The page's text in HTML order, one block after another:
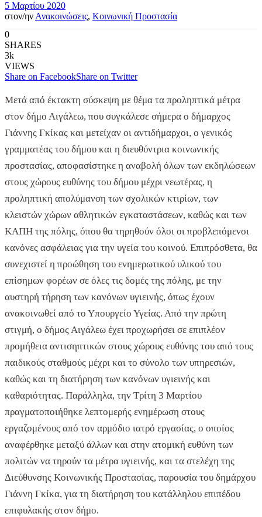
5 Μαρτίου 2020
στον/ηνΑνακοινώσεις, Κοινωνική Προστασία
0
SHARES
3k
VIEWS
Share on FacebookShare on Twitter
Μετά από έκτακτη σύσκεψη με θέμα τα προληπτικά μέτρα
στον δήμο Αιγάλεω, που συγκάλεσε σήμερα ο δήμαρχος
Γιάννης Γκίκας και μετείχαν οι αντιδήμαρχοι, ο γενικός
γραμματέας του δήμου και η διευθύντρια κοινωνικής
προστασίας, αποφασίστηκε η αναβολή όλων των εκδηλώσεων
στους χώρους ευθύνης του δήμου μέχρι νεωτέρας, η
προληπτική απολύμανση των σχολικών κτιρίων, των
κλειστών χώρων αθλητικών εγκαταστάσεων, καθώς και των
ΚΑΠΗ της πόλης, όπου θα τηρηθούν όλοι οι προβλεπόμενοι
κανόνες ασφάλειας για την υγεία του κοινού. Επιπρόσθετα, θα
συνεχιστεί η προώθηση του ενημερωτικού υλικού του
επίσημων φορέων σε όλες τις δομές της πόλης, με την
αυστηρή τήρηση των κανόνων υγιεινής, όπως έχουν
ανακοινωθεί από το Υπουργείο Υγείας. Από την πρώτη
στιγμή, ο δήμος Αιγάλεω έχει προχωρήσει σε επιπλέον
προμήθεια αντισηπτικών στους χώρους ευθύνης του από τους
παιδικούς σταθμούς μέχρι και το σύνολο των υπηρεσιών,
καθώς και τη διατήρηση των κανόνων υγιεινής και
καθαριότητας. Παράλληλα, την Τρίτη 3 Μαρτίου
πραγματοποιήθηκε λεπτομερής ενημέρωση στους
εργαζομένους από τον αρμόδιο ιατρό εργασίας, ο οποίος
αναφέρθηκε μεταξύ άλλων και στην ατομική ευθύνη των
πολιτών να τηρούν τα μέτρα υγιεινής, και τα στελέχη της
Διεύθυνσης Κοινωνικής Προστασίας, παρουσία του δημάρχου
Γιάννη Γκίκα, για τη διατήρηση του κατάλληλου επιπέδου
επιφυλακής στον δήμο.